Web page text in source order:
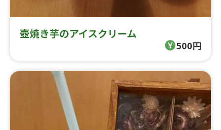
壺焼き芋のアイスクリーム
500円